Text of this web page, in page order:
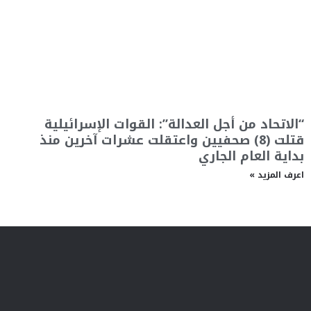
“الاتحاد من أجل العدالة”: القوات الإسرائيلية
قتلت (8) صحفيين واعتقلت عشرات آخرين منذ
بداية العام الجاري
اعرف المزيد »